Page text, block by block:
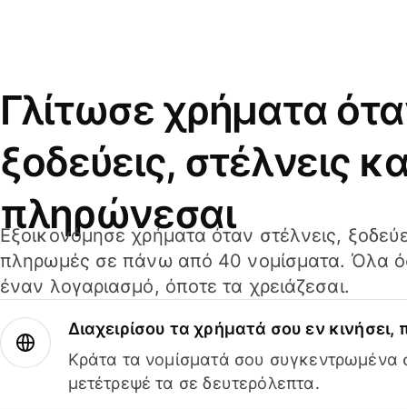
Γλίτωσε χρήματα
ξοδεύεις, στέλνεις
πληρώνεσαι
Εξοικονόμησε χρήματα όταν στέλνεις,
πληρωμές σε πάνω από 40 νομίσματα. Όλα
έναν λογαριασμό, όποτε τα χρειάζεσαι.
Διαχειρίσου τα χρήματά σου εν
Κράτα τα νομίσματά σου συγκεντρωμένα
μετέτρεψέ τα σε δευτερόλεπτα.